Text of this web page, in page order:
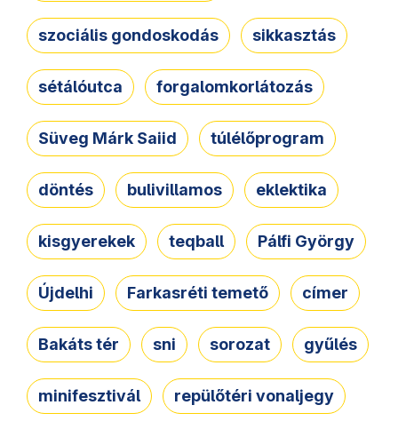
szociális gondoskodás sikkasztás
sétálóutca forgalomkorlátozás
Süveg Márk Saiid túlélőprogram
döntés bulivillamos eklektika
kisgyerekek teqball Pálfi György
Újdelhi Farkasréti temető címer
Bakáts tér sni sorozat gyűlés
minifesztivál repülőtéri vonaljegy